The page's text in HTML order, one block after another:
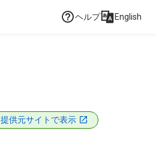
ヘルプ English
提供元サイトで表示